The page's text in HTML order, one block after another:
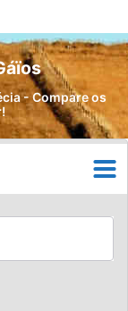
- Compare os